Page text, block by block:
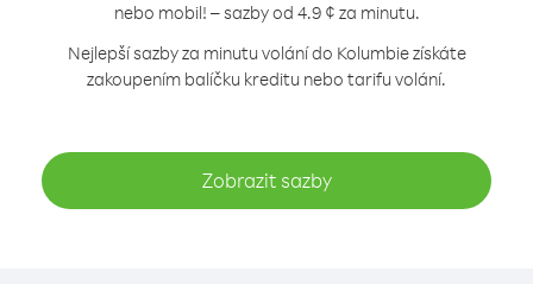
nebo mobil! – sazby od 4.9 ¢ za minutu.
Nejlepší sazby za minutu volání do Kolumbie získáte
zakoupením balíčku kreditu nebo tarifu volání.
Zobrazit sazby